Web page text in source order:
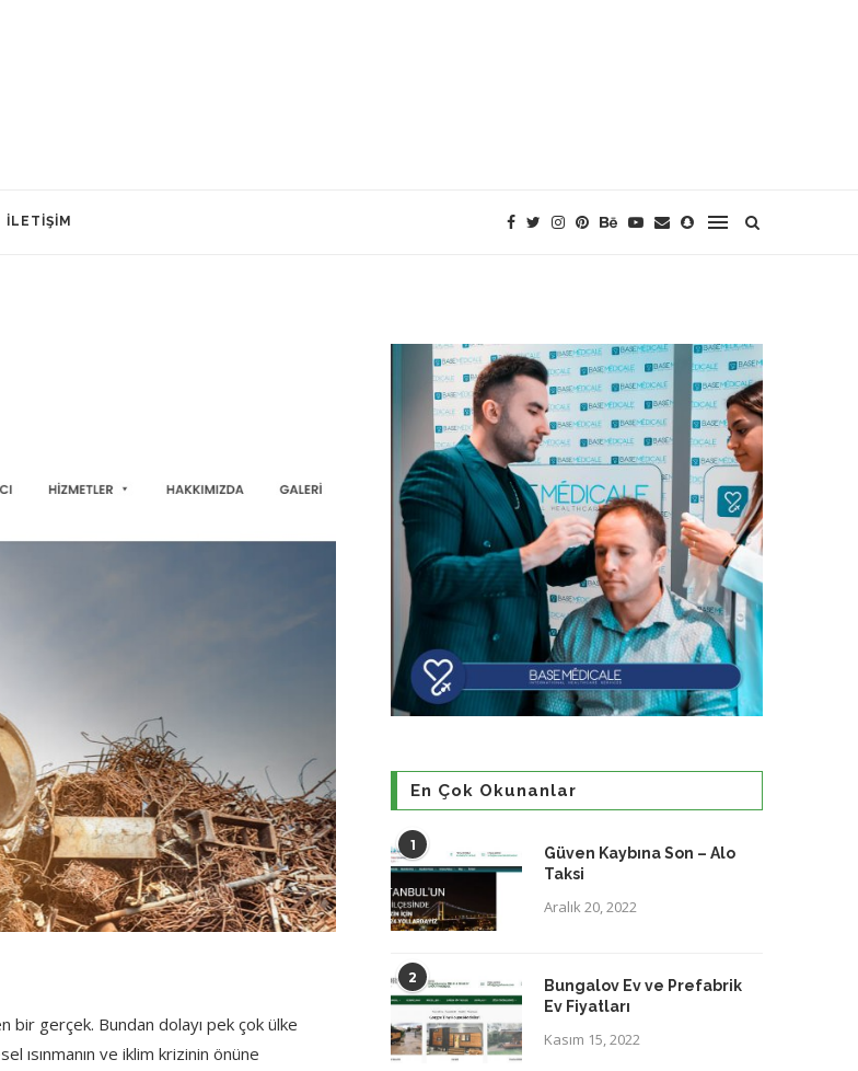
İLETIŞIM
bir gerçek. Bundan dolayı pek çok ülke
ısınmanın ve iklim krizinin önüne
En Çok Okunanlar
1
Güven Kaybına Son – Alo
Taksi
Aralık 20, 2022
2
Bungalov Ev ve Prefabrik
Ev Fiyatları
Kasım 15, 2022